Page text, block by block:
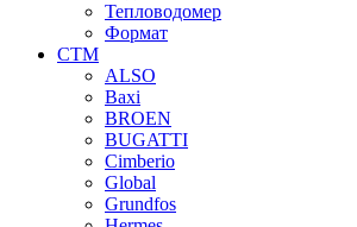
Тепловодомер
Формат
СТМ
ALSO
Baxi
BROEN
BUGATTI
Cimberio
Global
Grundfos